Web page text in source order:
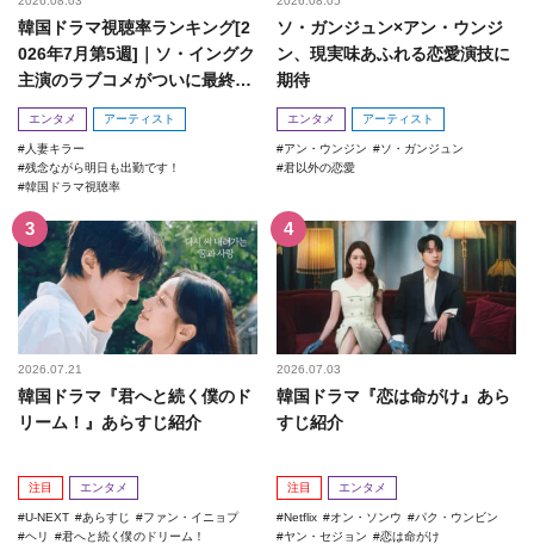
韓国ドラマ視聴率ランキング[2
026年7月第5週]｜ソ・イングク
主演のラブコメがついに最終
回！
エンタメ アーティスト
人妻キラー
残念ながら明日も出勤です！
韓国ドラマ視聴率
ソ・ガンジュン×アン・ウンジ
ン、現実味あふれる恋愛演技に
期待
エンタメ アーティスト
アン・ウンジン
ソ・ガンジュン
君以外の恋愛
2026.07.21
韓国ドラマ『君へと続く僕のド
リーム！』あらすじ紹介
注目 エンタメ
U-NEXT あらすじ
ファン・イニョプ
ヘリ
君へと続く僕のドリーム！
2026.07.03
韓国ドラマ『恋は命がけ』あら
すじ紹介
注目 エンタメ
Netflix オン・ソンウ
パク・ウンビン
ヤン・セジョン
恋は命がけ